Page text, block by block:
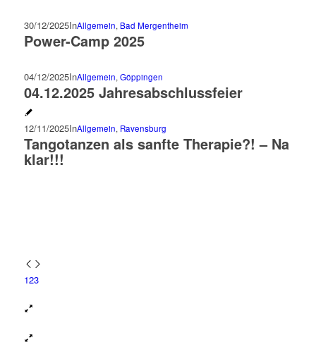
30/12/2025InAllgemein, Bad Mergentheim
Power-Camp 2025
04/12/2025InAllgemein, Göppingen
04.12.2025 Jahresabschlussfeier
12/11/2025InAllgemein, Ravensburg
Tangotanzen als sanfte Therapie?! – Na
klar!!!
123